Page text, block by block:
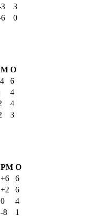
3
0
О
6
4
4
3
РМ О
+6
6
+2
6
0
4
-8
1